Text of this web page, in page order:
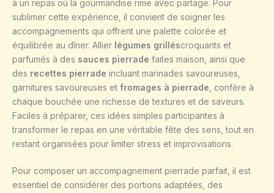
à un repas où la gourmandise rime avec partage. Pour
sublimer cette expérience, il convient de soigner les
accompagnements qui offrent une palette colorée et
équilibrée au dîner. Allier légumes grilléscroquants et
parfumés à des sauces pierrade faites maison, ainsi que
des recettes pierrade incluant marinades savoureuses,
garnitures savoureuses et fromages à pierrade , confère à
chaque bouchée une richesse de textures et de saveurs.
Faciles à préparer, ces idées simples participantes à
transformer le repas en une véritable fête des sens, tout en
restant organisées pour limiter stress et improvisations.
Pour composer un accompagnement pierrade parfait, il est
essentiel de considérer des portions adaptées, des